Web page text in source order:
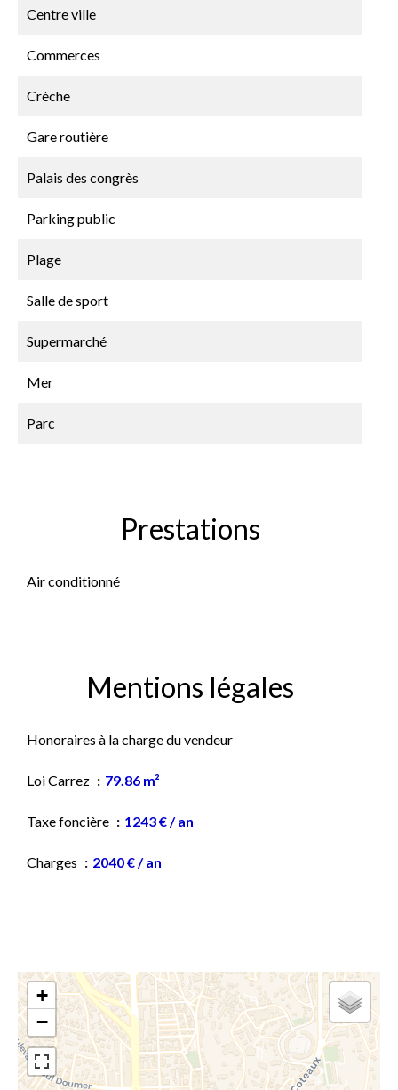
Centre ville
Commerces
Crèche
Gare routière
Palais des congrès
Parking public
Plage
Salle de sport
Supermarché
Mer
Parc
Prestations
Air conditionné
Mentions légales
Honoraires à la charge du vendeur
Loi Carrez 79.86 m²
Taxe foncière 1243 € / an
Charges 2040 € / an
+
−